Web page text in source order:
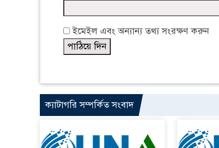
ইমেইল এবং অন্যান্য তথ্য সংরক্ষণ করুন
ক্যাটাগরি সম্পর্কিত সংবাদ